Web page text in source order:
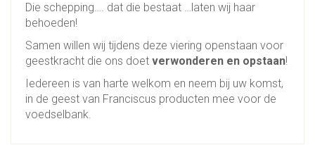
Die schepping…. dat die bestaat …laten wij haar
behoeden!
Samen willen wij tijdens deze viering openstaan voor
geestkracht die ons doet verwonderen en opstaan!
Iedereen is van harte welkom en neem bij uw komst,
in de geest van Franciscus producten mee voor de
voedselbank.